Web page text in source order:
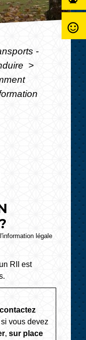
-
>
légale
RII est
contactez
vous devez
,sur place
sentiment_satisfied_alt